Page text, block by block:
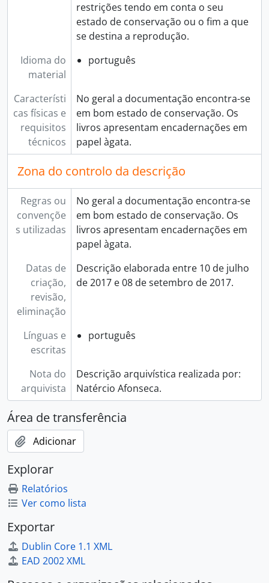
restrições tendo em conta o seu
estado de conservação ou o fim a que
se destina a reprodução.
Idioma do
material
português
Característi
cas físicas e
requisitos
técnicos
No geral a documentação encontra-se
em bom estado de conservação. Os
livros apresentam encadernações em
papel àgata.
Zona do controlo da descrição
Regras ou
convençõe
s utilizadas
No geral a documentação encontra-se
em bom estado de conservação. Os
livros apresentam encadernações em
papel àgata.
Datas de
criação,
revisão,
eliminação
Descrição elaborada entre 10 de julho
de 2017 e 08 de setembro de 2017.
Línguas e
escritas
português
Nota do
arquivista
Descrição arquivística realizada por:
Natércio Afonseca.
Área de transferência
Adicionar
Explorar
Relatórios
Ver como lista
Exportar
Dublin Core 1.1 XML
EAD 2002 XML